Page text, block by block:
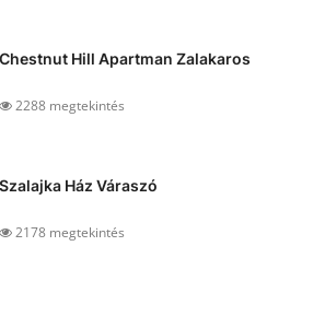
Chestnut Hill Apartman Zalakaros
2288 megtekintés
Szalajka Ház Váraszó
2178 megtekintés